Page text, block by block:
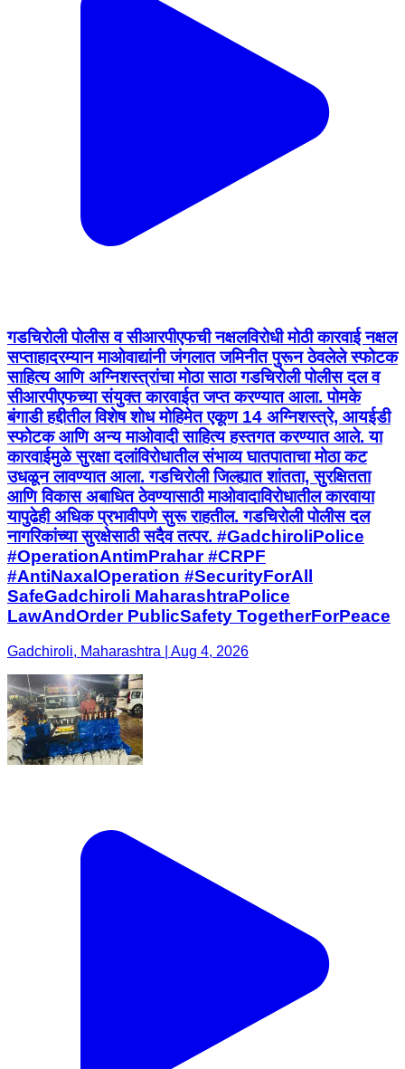
गडचिरोली पोलीस व सीआरपीएफची नक्षलविरोधी मोठी कारवाई नक्षल
सप्ताहादरम्यान माओवाद्यांनी जंगलात जमिनीत पुरून ठेवलेले स्फोटक
साहित्य आणि अग्निशस्त्रांचा मोठा साठा गडचिरोली पोलीस दल व
सीआरपीएफच्या संयुक्त कारवाईत जप्त करण्यात आला. पोमके
बंगाडी हद्दीतील विशेष शोध मोहिमेत एकूण 14 अग्निशस्त्रे, आयईडी
स्फोटक आणि अन्य माओवादी साहित्य हस्तगत करण्यात आले. या
कारवाईमुळे सुरक्षा दलांविरोधातील संभाव्य घातपाताचा मोठा कट
उधळून लावण्यात आला. गडचिरोली जिल्ह्यात शांतता, सुरक्षितता
आणि विकास अबाधित ठेवण्यासाठी माओवादाविरोधातील कारवाया
यापुढेही अधिक प्रभावीपणे सुरू राहतील. गडचिरोली पोलीस दल
नागरिकांच्या सुरक्षेसाठी सदैव तत्पर. #GadchiroliPolice
#OperationAntimPrahar #CRPF
#AntiNaxalOperation #SecurityForAll
SafeGadchiroli MaharashtraPolice
LawAndOrder PublicSafety TogetherForPeace
Gadchiroli, Maharashtra | Aug 4, 2026